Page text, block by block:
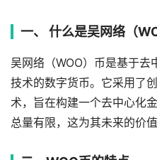
一、 什么是吴网络（
吴网络（WOO）币是基于去
技术的数字货币。它采用了
术，旨在构建一个去中心化
总量有限，这为其未来的价